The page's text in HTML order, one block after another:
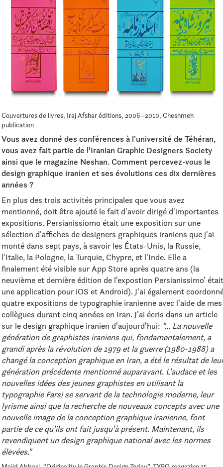
Couvertures de livres, Iraj Afshar éditions, 2006–2010, Cheshmeh
publication
Vous avez donné des conférences à l'université de Téhéran,
vous avez fait partie de l'Iranian Graphic Designers Society
ainsi que le magazine Neshan. Comment percevez-vous le
design graphique iranien et ses évolutions ces dix dernières
années ?
En plus des trois activités principales que vous avez
mentionné, doit être ajouté le fait d'avoir dirigé d'importantes
expositions. Persianissiomo était une exposition sur une
sélection d'affiches de designers graphiques iraniens que j'ai
monté dans sept pays, à savoir les États-Unis, la Russie,
l'Italie, la Pologne, la Turquie, Chypre, et l'Inde. Elle a
finalement été visible sur App Store après quatre ans (la
neuvième et dernière édition de l'expostion Persianissimo' était
une application pour iOS et Android). J'ai également
quatre expositions de typographie iranienne avec l'aide de mes
collègues durant cinq années en Iran. J'ai écris dans un article
sur le design graphique iranien d'aujourd'hui: "... La nouvelle
génération de graphistes iraniens qui, fondamentalement, a
grandi après la révolution de 1979 et la guerre (1980-1988) a
changé la conception graphique en Iran, a été le résultat de
génération précédente mentionné auparavant. L'audace et les
nouvelles idées des jeunes graphistes en utilisant la
typographie Farsi se servant de la technologie moderne, leur
lyrisme ainsi que la recherche de nouveaux concepts avec une
nouvelle image de la conception graphique iranienne, font
partie de ce qu'ils ont fait jusqu'à présent. Maintenant, ils
revendiquent un design graphique national avec les normes
élevées."